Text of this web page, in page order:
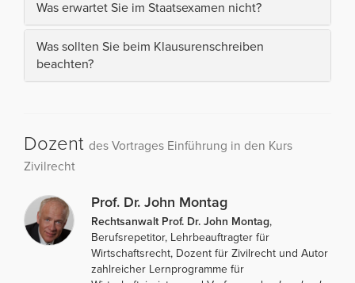
Was erwartet Sie im Staatsexamen nicht?
Was sollten Sie beim Klausurenschreiben
beachten?
Dozent des Vortrages Einführung in den Kurs
Zivilrecht
Prof. Dr. John Montag
Rechtsanwalt Prof. Dr. John Montag,
Berufsrepetitor, Lehrbeauftragter für
Wirtschaftsrecht, Dozent für Zivilrecht und Autor
zahlreicher Lernprogramme für